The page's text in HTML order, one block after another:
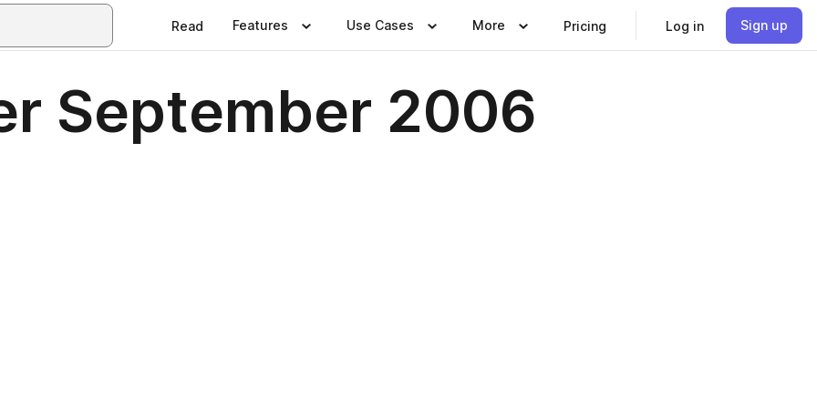
Read Features Use Cases More Pricing Log in Sign up
September 2006